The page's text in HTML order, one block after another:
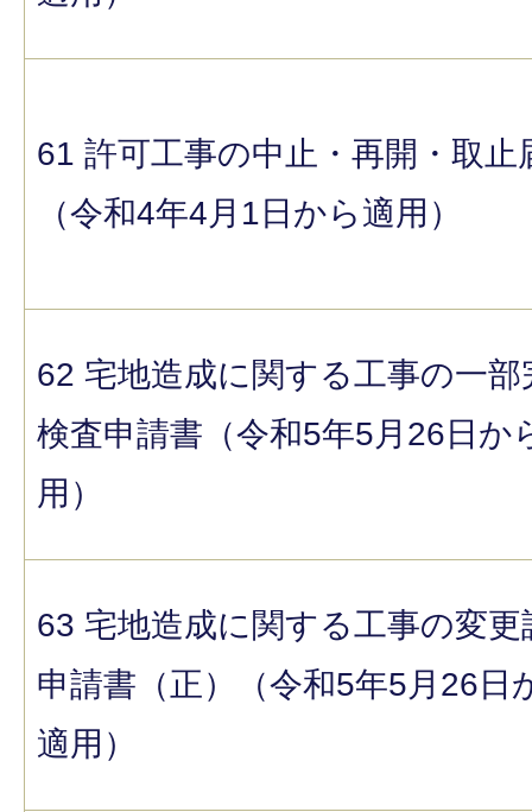
61 許可工事の中止・再開・取止
（令和4年4月1日から適用）
62 宅地造成に関する工事の一部
検査申請書（令和5年5月26日か
用）
63 宅地造成に関する工事の変更
申請書（正）（令和5年5月26日
適用）